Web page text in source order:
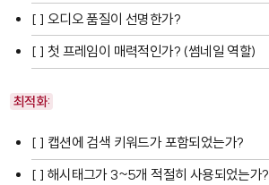
[ ] 오디오 품질이 선명한가?
[ ] 첫 프레임이 매력적인가? (썸네일 역할)
최적화:
[ ] 캡션에 검색 키워드가 포함되었는가?
[ ] 해시태그가 3~5개 적절히 사용되었는가?